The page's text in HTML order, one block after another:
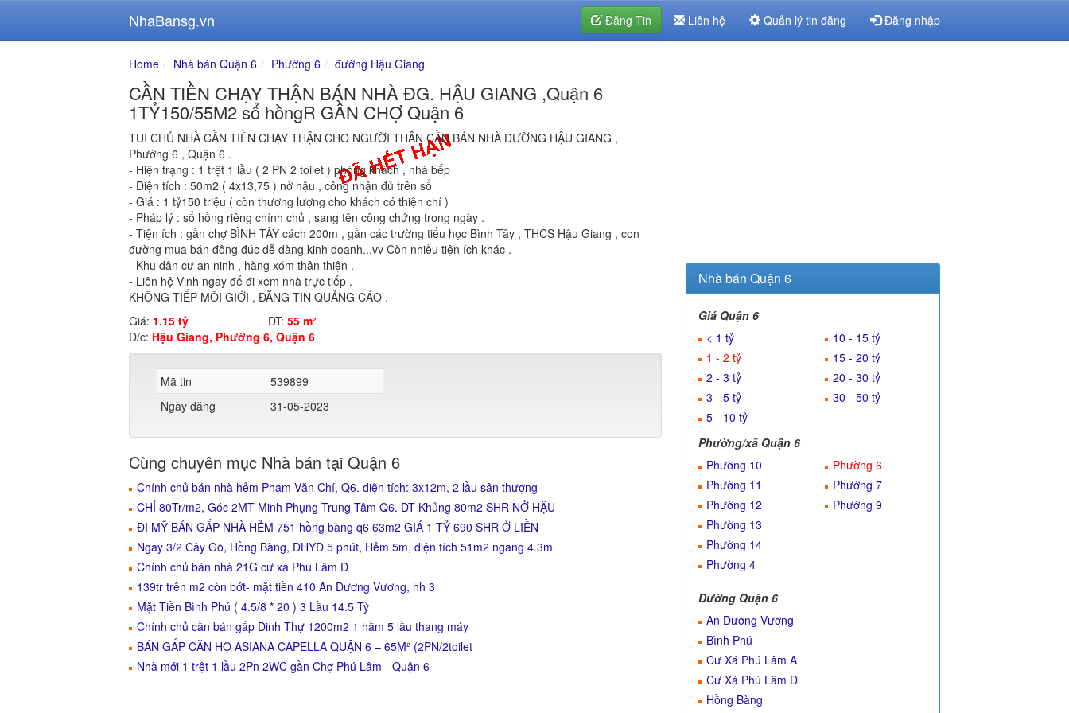
NhaBansg.vn Đăng Tin Liên hệ Quản lý tin đăng Đăng nhập
Home Nhà bán Quận 6 Phường 6 đường Hậu Giang
CẦN TIỀN CHẠY THẬN BÁN NHÀ ĐG. HẬU GIANG ,Quận 6
1TỶ150/55M2 sổ hồngR GẦN CHỢ Quận 6
TUI CHỦ NHÀ CẦN TIỀN CHẠY THẬN CHO NGƯỜI THÂN CẦN BÁN NHÀ ĐƯỜNG HẬU GIANG ,
Phường 6 , Quận 6 .
- Hiện trạng : 1 trệt 1 lầu ( 2 PN 2 toilet ) phòng khách , nhà bếp
- Diện tích : 50m2 ( 4x13,75 ) nở hậu , công nhận đủ trên sổ
- Giá : 1 tỷ150 triệu ( còn thương lượng cho khách có thiện chí )
- Pháp lý : sổ hồng riêng chính chủ , sang tên công chứng trong ngày .
- Tiện ích : gần chợ BÌNH TÂY cách 200m , gần các trường tiểu học Bình Tây , THCS Hậu Giang , con
đường mua bán đông đúc dễ dàng kinh doanh...vv Còn nhiều tiện ích khác .
- Khu dân cư an ninh , hàng xóm thân thiện .
- Liên hệ Vinh ngay để đi xem nhà trực tiếp .
KHÔNG TIẾP MÔI GIỚI , ĐĂNG TIN QUẢNG CÁO .
Giá: 1.15 tỷ DT: 55 m²
Đ/c: Hậu Giang, Phường 6, Quận 6
Mã tin
539899
Ngày đăng
31-05-2023
Cùng chuyên mục Nhà bán tại Quận 6
Chính chủ bán nhà hẻm Phạm Văn Chí, Q6. diện tích: 3x12m, 2 lầu sân thượng
CHỈ 80Tr/m2, Góc 2MT Minh Phụng Trung Tâm Q6. DT Khủng 80m2 SHR NỞ HẬU
ĐI MỸ BÁN GẤP NHÀ HẺM 751 hồng bàng q6 63m2 GIÁ 1 TỶ 690 SHR Ở LIỀN
Ngay 3/2 Cây Gõ, Hồng Bàng, ĐHYD 5 phút, Hẻm 5m, diện tích 51m2 ngang 4.3m
Chính chủ bán nhà 21G cư xá Phú Lâm D
139tr trên m2 còn bớt- mặt tiền 410 An Dương Vương, hh 3
Mặt Tiền Bình Phú ( 4.5/8 * 20 ) 3 Lầu 14.5 Tỷ
Chính chủ cần bán gấp Dinh Thự 1200m2 1 hầm 5 lầu thang máy
BÁN GẤP CĂN HỘ ASIANA CAPELLA QUẬN 6 – 65M² (2PN/2toilet
Nhà mới 1 trệt 1 lầu 2Pn 2WC gần Chợ Phú Lâm - Quận 6
Nhà bán Quận 6
Giá Quận 6
< 1 tỷ
1 - 2 tỷ
2 - 3 tỷ
3 - 5 tỷ
5 - 10 tỷ
10 - 15 tỷ
15 - 20 tỷ
20 - 30 tỷ
30 - 50 tỷ
Phường/xã Quận 6
Phường 10
Phường 11
Phường 12
Phường 13
Phường 14
Phường 4
Phường 6
Phường 7
Phường 9
Đường Quận 6
An Dương Vương
Bình Phú
Cư Xá Phú Lâm A
Cư Xá Phú Lâm D
Hồng Bàng